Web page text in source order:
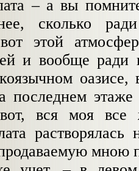
– а вы
сколько
этой
и вообще ради
последнем
вся моя все
мною